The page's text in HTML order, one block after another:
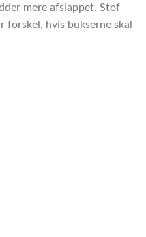
mere afslappet. Stof
hvis bukserne skal